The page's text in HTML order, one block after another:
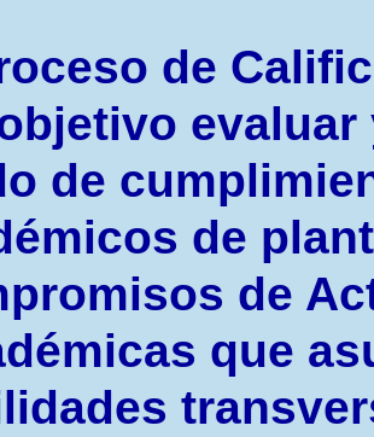
de
evaluar
de
de
de
que